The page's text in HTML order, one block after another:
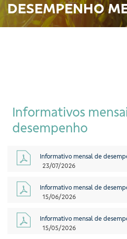
DESEMPENHO
Informativos
desempenho
Informativo mensal de
23/07/2026
Informativo mensal de
15/06/2026
Informativo mensal de
15/05/2026